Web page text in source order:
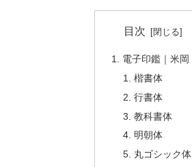
目次
電子印鑑｜米岡
楷書体
行書体
教科書体
明朝体
丸ゴシック体